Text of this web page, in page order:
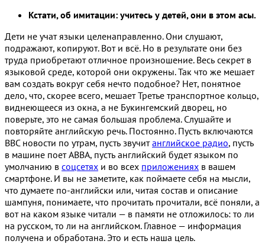
Кстати, об имитации: учитесь у детей, они в этом асы.
Дети не учат языки целенаправленно. Они слушают,
подражают, копируют. Вот и всё. Но в результате они без
труда приобретают отличное произношение. Весь секрет в
языковой среде, которой они окружены. Так что же мешает
вам создать вокруг себя нечто подобное? Нет, понятное
дело, что, скорее всего, мешает Третье транспортное кольцо,
виднеющееся из окна, а не Букингемский дворец, но
поверьте, это не самая большая проблема. Слушайте и
повторяйте английскую речь. Постоянно. Пусть включаются
BBC новости по утрам, пусть звучитанглийское радио, пусть
в машине поет ABBA, пусть английский будет языком по
умолчанию в соцсетях и во всех приложениях в вашем
смартфоне. И вы не заметите, как поймаете себя на мысли,
что думаете по-английски или, читая состав и описание
шампуня, понимаете, что прочитать прочитали, всё поняли, а
вот на каком языке читали — в памяти не отложилось: то ли
на русском, то ли на английском. Главное — информация
получена и обработана. Это и есть наша цель.